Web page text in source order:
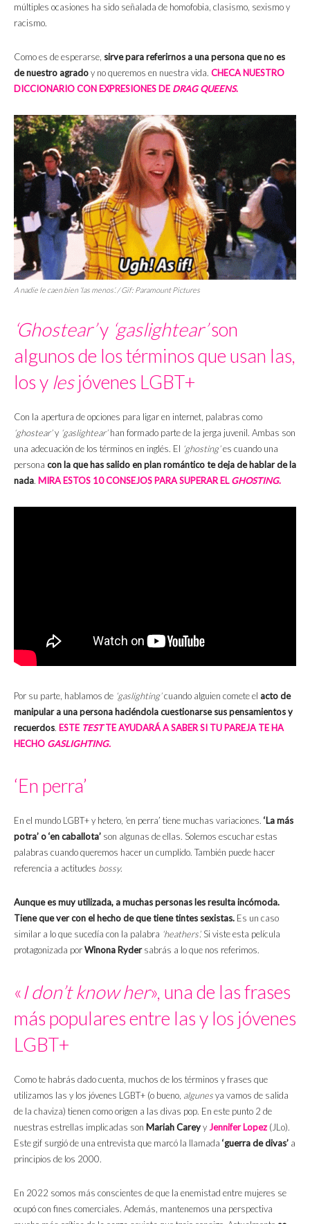
múltiples ocasiones ha sido señalada de homofobia, clasismo, sexismo y
racismo.
Como es de esperarse, sirve para referirnos a una persona que no es
de nuestro agradoy no queremos en nuestra vida. CHECA NUESTRO
DICCIONARIO CON EXPRESIONES DE DRAG QUEENS.
A nadie le caen bien ‘las menos’. / Gif: Paramount Pictures
‘Ghostear’y ‘gaslightear’son
algunos de los términos que usan las,
los y lesjóvenes LGBT+
Con la apertura de opciones para ligar en internet, palabras como
‘ghostear’y ‘gaslightear’han formado parte de la jerga juvenil. Ambas son
una adecuación de los términos en inglés. El ‘ghosting’es cuando una
persona con la que has salido en plan romántico te deja de hablar de la
nada. MIRA ESTOS 10 CONSEJOS PARA SUPERAR ELGHOSTING.
Por su parte, hablamos de ‘gaslighting’cuando alguien comete el acto de
manipular a una persona haciéndola cuestionarse sus pensamientos y
recuerdos. ESTE TESTTE AYUDARÁ A SABER SI TU PAREJA TE HA
HECHO GASLIGHTING.
‘En perra’
En el mundo LGBT+ y hetero, ‘en perra’ tiene muchas variaciones. ‘La más
potra’ o ‘en caballota’ son algunas de ellas. Solemos escuchar estas
palabras cuando queremos hacer un cumplido. También puede hacer
referencia a actitudes bossy.
Aunque es muy utilizada, a muchas personas les resulta incómoda.
Tiene que ver con el hecho de que tiene tintes sexistas. Es un caso
similar a lo que sucedía con la palabra ‘heathers’. Si viste esta película
protagonizada porWinona Rydersabrás a lo que nos referimos.
«I don’t know her», una de las frases
más populares entre las y los jóvenes
LGBT+
Como te habrás dado cuenta, muchos de los términos y frases que
utilizamos las y los jóvenes LGBT+ (o bueno, algunesya vamos de salida
de la chaviza) tienen como origen a las divas pop. En este punto 2 de
nuestras estrellas implicadas son Mariah CareyyJennifer Lopez (JLo).
Este gif surgió de una entrevista que marcó la llamada ‘guerra de divas’ a
principios de los 2000.
En 2022 somos más conscientes de que la enemistad entre mujeres se
ocupó con fines comerciales. Además, mantenemos una perspectiva